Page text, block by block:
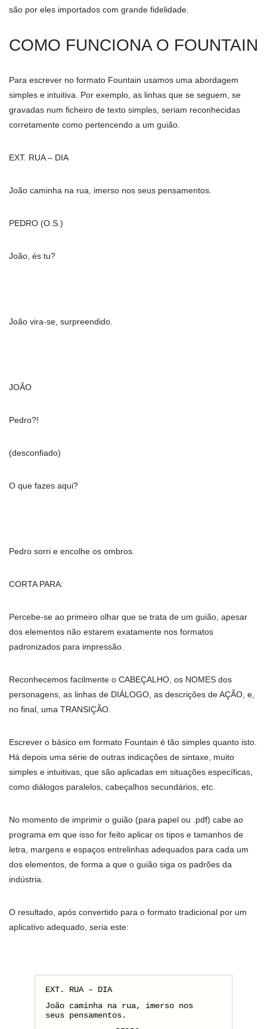
são por eles importados com grande fidelidade.
COMO FUNCIONA O FOUNTAIN
Para escrever no formato Fountain usamos uma abordagem
simples e intuitiva. Por exemplo, as linhas que se seguem, se
gravadas num ficheiro de texto simples, seriam reconhecidas
corretamente como pertencendo a um guião.
EXT. RUA – DIA
João caminha na rua, imerso nos seus pensamentos.
PEDRO (O.S.)
João, és tu?
João vira-se, surpreendido.
JOÃO
Pedro?!
(desconfiado)
O que fazes aqui?
Pedro sorri e encolhe os ombros.
CORTA PARA:
Percebe-se ao primeiro olhar que se trata de um guião, apesar
dos elementos não estarem exatamente nos formatos
padronizados para impressão.
Reconhecemos facilmente o CABEÇALHO, os NOMES dos
personagens, as linhas de DIÁLOGO, as descrições de AÇÃO, e,
no final, uma TRANSIÇÃO.
Escrever o básico em formato Fountain é tão simples quanto isto.
Há depois uma série de outras indicações de sintaxe, muito
simples e intuitivas, que são aplicadas em situações específicas,
como diálogos paralelos, cabeçalhos secundários, etc.
No momento de imprimir o guião (para papel ou .pdf) cabe ao
programa em que isso for feito aplicar os tipos e tamanhos de
letra, margens e espaços entrelinhas adequados para cada um
dos elementos, de forma a que o guião siga os padrões da
indústria.
O resultado, após convertido para o formato tradicional por um
aplicativo adequado, seria este:
EXT. RUA – DIA
João caminha na rua, imerso nos
seus pensamentos.